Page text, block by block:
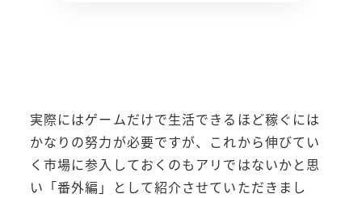
実際にはゲームだけで生活できるほど稼ぐには
かなりの努力が必要ですが、これから伸びてい
く市場に参入しておくのもアリではないかと思
い「番外編」として紹介させていただきまし